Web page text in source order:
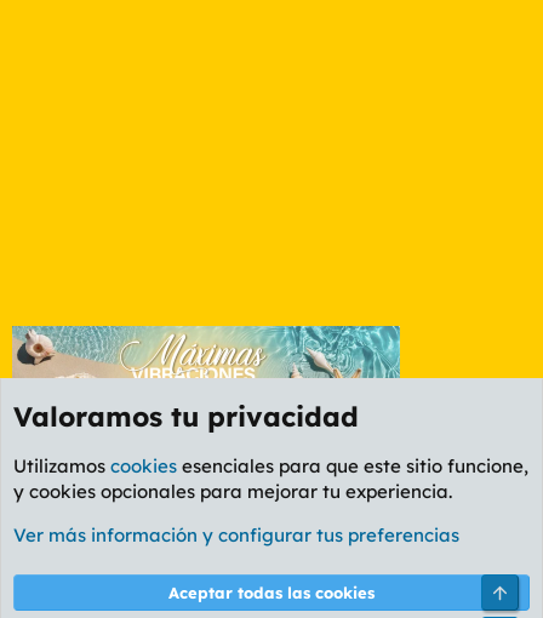
Foro Rapiñas
Cookies
PL OLDSTYLE AMARILLO
Términos y reglas Política de privacidad Ayuda
Valoramos tu privacidad
Utilizamos cookies esenciales para que este sitio funcione,
y cookies opcionales para mejorar tu experiencia.
Ver más información y configurar tus preferencias
Aceptar todas las cookies